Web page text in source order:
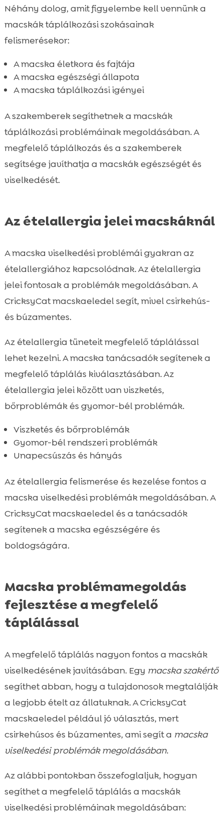
Néhány dolog, amit figyelembe kell vennünk a
macskák táplálkozási szokásainak
felismerésekor:
A macska életkora és fajtája
A macska egészségi állapota
A macska táplálkozási igényei
A szakemberek segíthetnek a macskák
táplálkozási problémáinak megoldásában. A
megfelelő táplálkozás és a szakemberek
segítsége javíthatja a macskák egészségét és
viselkedését.
Az ételallergia jelei macskáknál
A macska viselkedési problémái gyakran az
ételallergiához kapcsolódnak. Az ételallergia
jelei fontosak a problémák megoldásában. A
CricksyCat macskaeledel segít, mivel csirkehús-
és búzamentes.
Az ételallergia tüneteit megfelelő táplálással
lehet kezelni. A macska tanácsadók segítenek a
megfelelő táplálás kiválasztásában. Az
ételallergia jelei között van viszketés,
bőrproblémák és gyomor-bél problémák.
Viszketés és bőrproblémák
Gyomor-bél rendszeri problémák
Unapecsúszás és hányás
Az ételallergia felismerése és kezelése fontos a
macska viselkedési problémák megoldásában. A
CricksyCat macskaeledel és a tanácsadók
segítenek a macska egészségére és
boldogságára.
Macska problémamegoldás
fejlesztése a megfelelő
táplálással
A megfelelő táplálás nagyon fontos a macskák
viselkedésének javításában. Egy macska szakértő
segíthet abban, hogy a tulajdonosok megtalálják
a legjobb ételt az állatuknak. A CricksyCat
macskaeledel például jó választás, mert
csirkehúsos és búzamentes, ami segít a macska
viselkedési problémák megoldásában.
Az alábbi pontokban összefoglaljuk, hogyan
segíthet a megfelelő táplálás a macskák
viselkedési problémáinak megoldásában: